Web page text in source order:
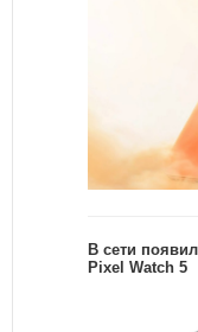
В сети
Pixel Watch 5